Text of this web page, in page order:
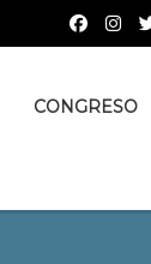
CONGRESO